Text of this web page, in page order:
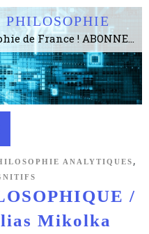
Le plus gros site de philosophie de France ! ABONNEZ-VOUS ! 4115 Articles, 1634 abonné·e·s, depuis 2006 . . . . . . . . 2 852 214 pages vues jusqu'à présent. Prestance et être apte à un plus grand nombre de choses.
ANALYTIQUES ,
/
Mikolka